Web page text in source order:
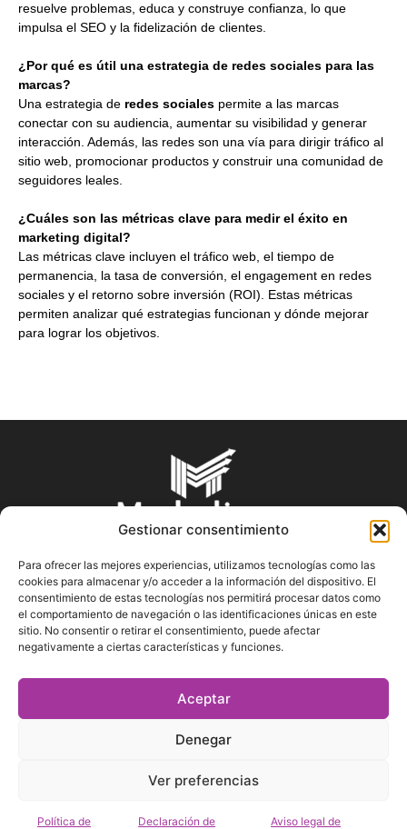
Gestionar consentimiento
Para ofrecer las mejores experiencias, utilizamos tecnologías como las
cookies para almacenar y/o acceder a la información del dispositivo. El
consentimiento de estas tecnologías nos permitirá procesar datos como
el comportamiento de navegación o las identificaciones únicas en este
sitio. No consentir o retirar el consentimiento, puede afectar
negativamente a ciertas características y funciones.
Aceptar
Denegar
Ver preferencias
Política de Declaración de Aviso legal de
resuelve problemas, educa y construye confianza, lo que
impulsa el SEO y la fidelización de clientes.
¿Por qué es útil una estrategia de redes sociales para las
marcas?
Una estrategia de redes sociales permite a las marcas
conectar con su audiencia, aumentar su visibilidad y generar
interacción. Además, las redes son una vía para dirigir tráfico al
sitio web, promocionar productos y construir una comunidad de
seguidores leales.
¿Cuáles son las métricas clave para medir el éxito en
marketing digital?
Las métricas clave incluyen el tráfico web, el tiempo de
permanencia, la tasa de conversión, el engagement en redes
sociales y el retorno sobre inversión (ROI). Estas métricas
permiten analizar qué estrategias funcionan y dónde mejorar
para lograr los objetivos.
SOBRE NOSOTROS
En Marketin.es encontrarás la más actualizada y veraz
información sobre el mundo del marketing; consejos
SÍGUENOS